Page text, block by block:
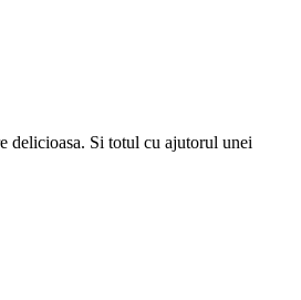
delicioasa. Si totul cu ajutorul unei